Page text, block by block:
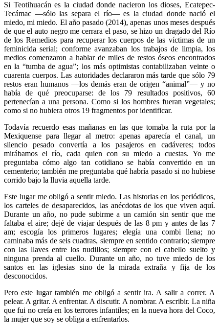
Si Teotihuacán es la ciudad donde nacieron los dioses, Ecatepec-
Tecámac —sólo las separa el río— es la ciudad donde nació el
miedo, mi miedo. El año pasado (2014), apenas unos meses después
de que el auto negro me cerrara el paso, se hizo un dragado del Río
de los Remedios para recuperar los cuerpos de las víctimas de un
feminicida serial; conforme avanzaban los trabajos de limpia, los
medios comenzaron a hablar de miles de restos óseos encontrados
en la “tumba de agua”; los más optimistas contabilizaban veinte o
cuarenta cuerpos. Las autoridades declararon más tarde que sólo 79
restos eran humanos —los demás eran de origen “animal”— y no
había de qué preocuparse: de los 79 resultados positivos, 60
pertenecían a una persona. Como si los hombres fueran vegetales;
como si no hubiera otros 19 fragmentos por identificar.
Todavía recuerdo esas mañanas en las que tomaba la ruta por la
Mexiquense para llegar al metro: apenas aparecía el canal, un
silencio pesado convertía a los pasajeros en cadáveres; todos
mirábamos el río, cada quien con su miedo a cuestas. Yo me
preguntaba cómo algo tan cotidiano se había convertido en un
cementerio; también me preguntaba qué habría pasado si no hubiese
corrido bajo la lluvia aquella tarde.
Este lugar me obligó a sentir miedo. Las historias en los periódicos,
los carteles de desaparecidos, las anécdotas de los que viven aquí.
Durante un año, no pude subirme a un camión sin sentir que me
faltaba el aire; dejé de viajar después de las 8 pm y antes de las 7
am; escogía los primeros lugares; elegía una combi llena; no
caminaba más de seis cuadras, siempre en sentido contrario; siempre
con las llaves entre los nudillos; siempre con el cabello suelto y
ninguna prenda al cuello. Durante un año, no tuve miedo de los
santos en las iglesias sino de la mirada extraña y fija de los
desconocidos.
Pero este lugar también me obligó a sentir ira. A salir a correr. A
pelear. A gritar. A enfrentar. A discutir. A nombrar. A escribir. La niña
que fui no creía en los terrores infantiles; en la nueva hora del Coco,
la mujer que soy se obliga a enfrentarlos.